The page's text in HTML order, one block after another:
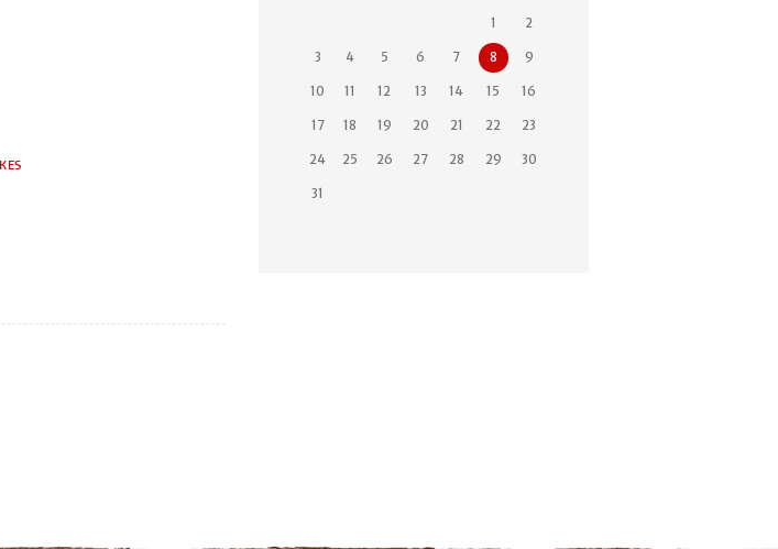
1 2
3 4 5 6 7 8 9
10 11 12 13 14 15 16
17 18 19 20 21 22 23
24 25 26 27 28 29 30
31